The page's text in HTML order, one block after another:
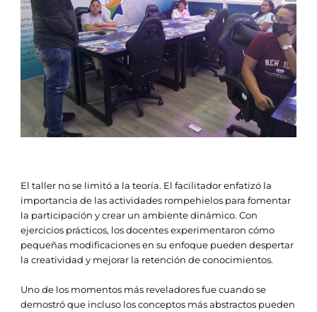
El taller no se limitó a la teoría. El facilitador enfatizó la
importancia de las actividades rompehielos para fomentar
la participación y crear un ambiente dinámico. Con
ejercicios prácticos, los docentes experimentaron cómo
pequeñas modificaciones en su enfoque pueden despertar
la creatividad y mejorar la retención de conocimientos.
Uno de los momentos más reveladores fue cuando se
demostró que incluso los conceptos más abstractos pueden